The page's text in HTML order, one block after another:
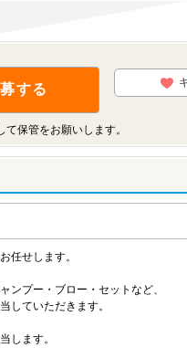
する
保管をお願いします。
任せします。
ンプー・ブロー・セットなど、
していただきます。
します。